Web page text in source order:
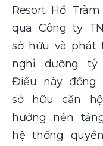
Resort Hồ
qua Công ty
sở hữu và phát
nghỉ dưỡng
Điều này đồng
sở hữu căn
hưởng nền
hệ thống